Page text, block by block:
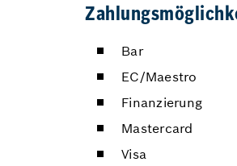
Bar
EC/Maestro
Finanzierung
Mastercard
Visa